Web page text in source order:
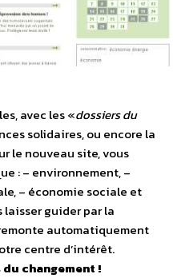
avec les «dossiers du
solidaires, ou encore la
le nouveau site, vous
: – environnement, –
– économie sociale et
guider par la
automatiquement
centre d’intérêt.
changement !